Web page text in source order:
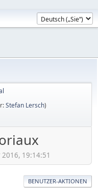
Stefan Lersch)
19:14:51
BENUTZER-AKTIONEN